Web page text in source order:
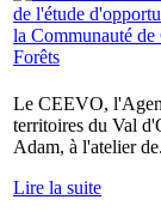
Le CEEVO,
territoires du Val
Adam, à l'atelier
Lire la suite